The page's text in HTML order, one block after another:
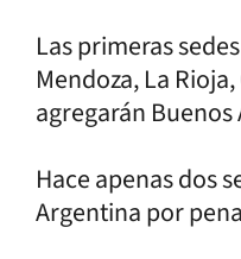
Las primeras
Mendoza, La
agregarán
Hace apenas dos
Argentina por